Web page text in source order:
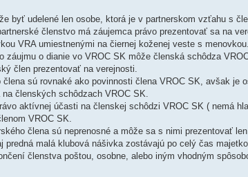
byť udelené len osobe, ktorá je v partnerskom vzťahu s
členstvo má záujemca právo prezentovať sa na
VRA umiestnenými na čiernej koženej veste s
záujmu o dianie vo VROC SK môže členská schôdza
člen prezentovať na verejnosti.
člena sú rovnaké ako povinnosti člena VROC SK, avšak je
členských schôdzach VROC SK.
aktívnej účasti na členskej schôdzi VROC SK ( nemá
VROC SK.
člena sú neprenosné a môže sa s nimi prezentovať
predná malá klubová nášivka zostávajú po celý čas
členstva poštou, osobne, alebo iným vhodným